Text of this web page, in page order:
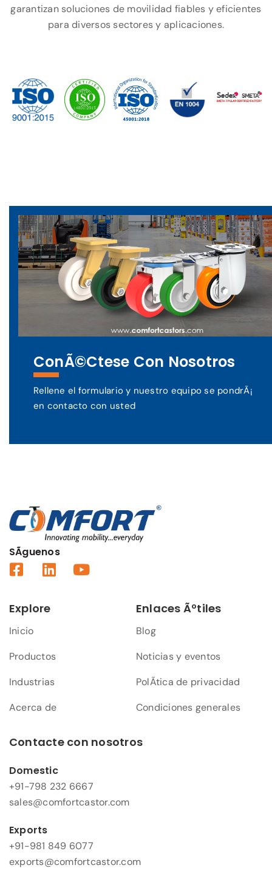
garantizan soluciones de movilidad fiables y eficientes
para diversos sectores y aplicaciones.
ConÃ©ctese Con Nosotros
Rellene el formulario y nuestro equipo se pondrÃ¡
en contacto con usted
SÃ­guenos
Explore
Inicio
Productos
Industrias
Acerca de
Enlaces Ãºtiles
Blog
Noticias y eventos
PolÃ­tica de privacidad
Condiciones generales
Contacte con nosotros
Domestic
+91-798 232 6667
sales@comfortcastor.com
Exports
+91-981 849 6077
exports@comfortcastor.com